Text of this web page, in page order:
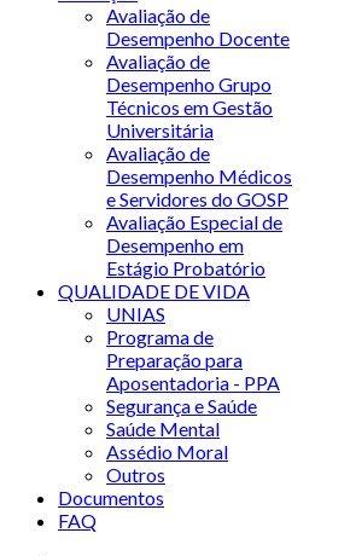
Avaliação de
Desempenho Docente
Avaliação de
Desempenho Grupo
Técnicos em Gestão
Universitária
Avaliação de
Desempenho Médicos
e Servidores do GOSP
Avaliação Especial de
Desempenho em
Estágio Probatório
QUALIDADE DE VIDA
UNIAS
Programa de
Preparação para
Aposentadoria - PPA
Segurança e Saúde
Saúde Mental
Assédio Moral
Outros
Documentos
FAQ